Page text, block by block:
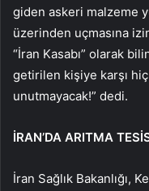
giden askeri malzeme
üzerinden uçmasına
“İran Kasabı” olarak
getirilen kişiye karşı hiç
unutmayacak!” dedi.
İRAN’DA ARITMA
İran Sağlık Bakanlığı,